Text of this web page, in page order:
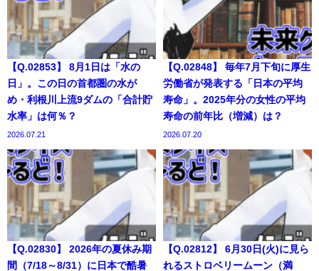
【Q.02853】 8月1日は「水の
日」。この日の首都圏の水が
め・利根川上流9ダムの「合計貯
水率」は何％？
2026.07.21
【Q.02848】 毎年7月下旬に厚生
労働省が発表する「日本の平均
寿命」。2025年分の女性の平均
寿命の前年比（増減）は？
2026.07.20
【Q.02830】 2026年の夏休み期
間（7/18～8/31）に日本で酷暑
【Q.02812】 6月30日(火)に見ら
れるストロベリームーン（満